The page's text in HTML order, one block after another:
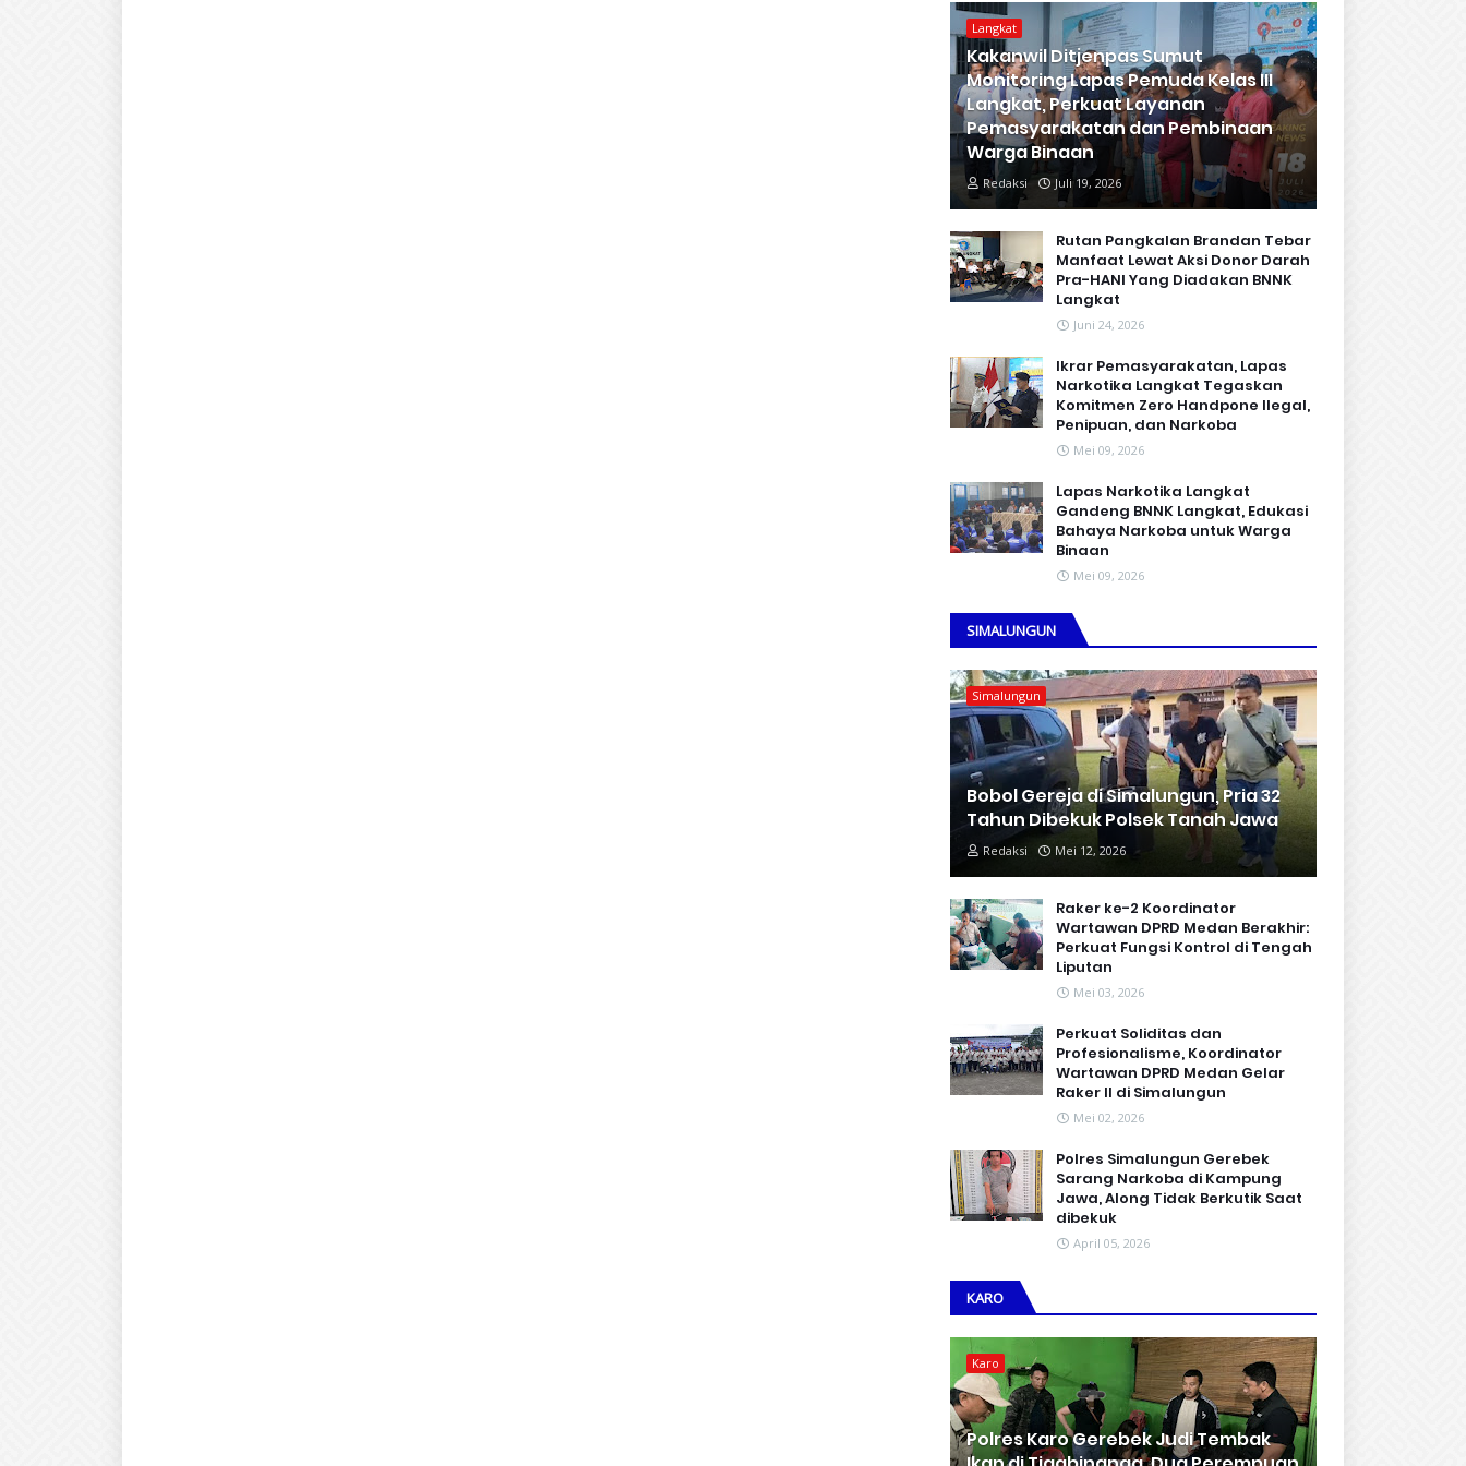
Langkat
Kakanwil Ditjenpas Sumut
Monitoring Lapas Pemuda Kelas III
Langkat, Perkuat Layanan
Pemasyarakatan dan Pembinaan
Warga Binaan
Redaksi Juli 19, 2026
Rutan Pangkalan Brandan Tebar
Manfaat Lewat Aksi Donor Darah
Pra-HANI Yang Diadakan BNNK
Langkat
Juni 24, 2026
Ikrar Pemasyarakatan, Lapas
Narkotika Langkat Tegaskan
Komitmen Zero Handpone llegal,
Penipuan, dan Narkoba
Mei 09, 2026
Lapas Narkotika Langkat
Gandeng BNNK Langkat, Edukasi
Bahaya Narkoba untuk Warga
Binaan
Mei 09, 2026
SIMALUNGUN
Simalungun
Bobol Gereja di Simalungun, Pria 32
Tahun Dibekuk Polsek Tanah Jawa
Redaksi Mei 12, 2026
Raker ke-2 Koordinator
Wartawan DPRD Medan Berakhir:
Perkuat Fungsi Kontrol di Tengah
Liputan
Mei 03, 2026
Perkuat Soliditas dan
Profesionalisme, Koordinator
Wartawan DPRD Medan Gelar
Raker II di Simalungun
Mei 02, 2026
Polres Simalungun Gerebek
Sarang Narkoba di Kampung
Jawa, Along Tidak Berkutik Saat
dibekuk
April 05, 2026
KARO
Karo
Polres Karo Gerebek Judi Tembak